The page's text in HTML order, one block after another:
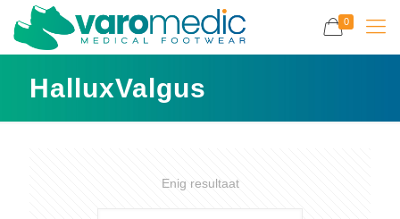
0
HalluxValgus
Enig resultaat